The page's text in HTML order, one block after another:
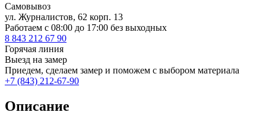
Самовывоз
ул. Журналистов, 62 корп. 13
Работаем c 08:00 до 17:00 без выходных
8 843 212 67 90
Горячая линия
Выезд на замер
Приедем, сделаем замер и поможем с выбором материала
+7 (843) 212-67-90
Описание